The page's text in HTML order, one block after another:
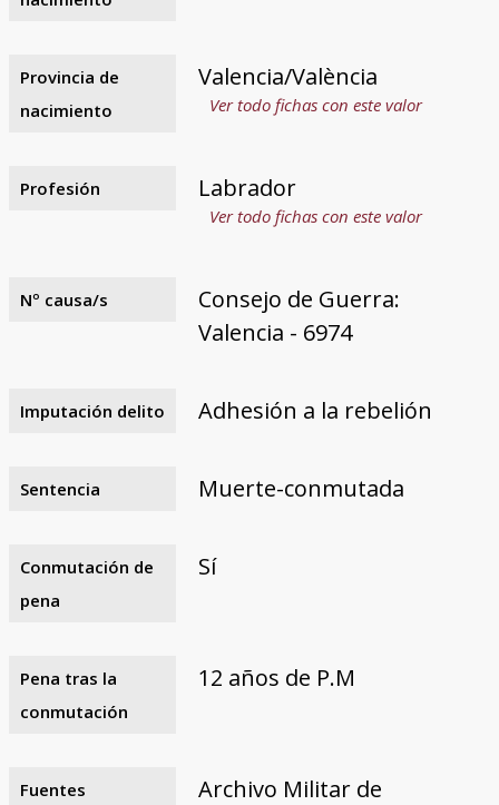
Provincia de
nacimiento
Valencia/València
Ver todo fichas con este valor
Profesión Labrador
Ver todo fichas con este valor
Nº causa/s
Consejo de Guerra:
Valencia - 6974
Imputación delito Adhesión a la rebelión
Sentencia Muerte-conmutada
Conmutación de
pena
Sí
Pena tras la
conmutación
12 años de P.M
Fuentes
Archivo Militar de